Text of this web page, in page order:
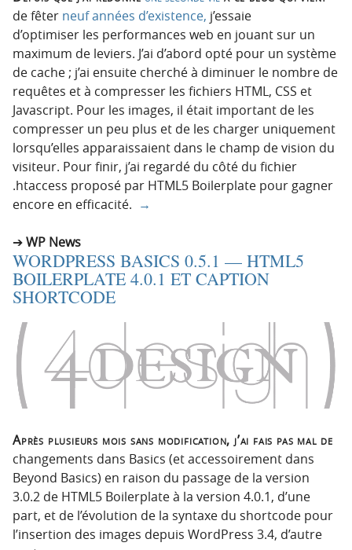
de fêter neuf années d’existence, j’essaie
d’optimiser les performances web en jouant sur un
maximum de leviers. J’ai d’abord opté pour un système
de cache ; j’ai ensuite cherché à diminuer le nombre de
requêtes et à compresser les fichiers HTML, CSS et
Javascript. Pour les images, il était important de les
compresser un peu plus et de les charger uniquement
lorsqu’elles apparaissaient dans le champ de vision du
visiteur. Pour finir, j’ai regardé du côté du fichier
.htaccess proposé par HTML5 Boilerplate pour gagner
encore en efficacité. →
WP News
WORDPRESS BASICS 0.5.1 — HTML5
BOILERPLATE 4.0.1 ET CAPTION
SHORTCODE
Après plusieurs mois sans modification, j’ai fais pas mal de
changements dans Basics (et accessoirement dans
Beyond Basics) en raison du passage de la version
3.0.2 de HTML5 Boilerplate à la version 4.0.1, d’une
part, et de l’évolution de la syntaxe du shortcode pour
l’insertion des images depuis WordPress 3.4, d’autre